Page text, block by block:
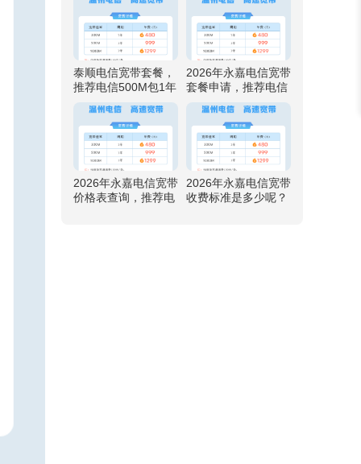
泰顺电信宽带套餐，
推荐电信500M包1年
2026年永嘉电信宽带
套餐申请，推荐电信
2026年永嘉电信宽带
价格表查询，推荐电
2026年永嘉电信宽带
收费标准是多少呢？